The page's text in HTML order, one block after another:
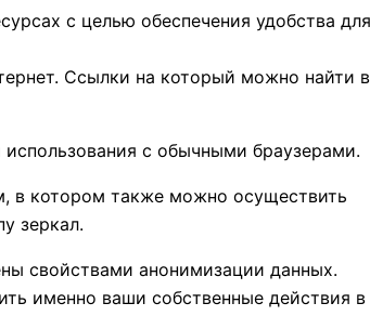
с целью обеспечения удобства для
Ссылки на который можно найти в
с обычными браузерами.
в котором также можно осуществить
зеркал.
свойствами анонимизации данных.
именно ваши собственные действия в